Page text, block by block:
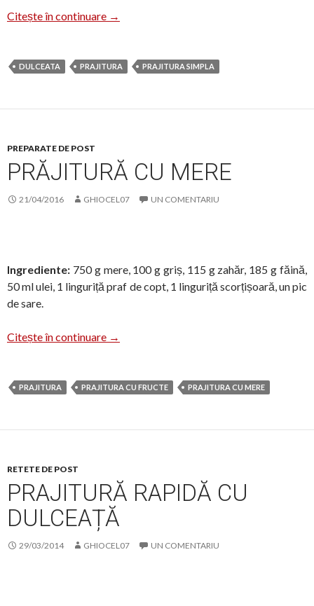
Citește în continuare Prăjitură cu dulceață asortată
→
DULCEATA PRAJITURA PRAJITURA SIMPLA
PREPARATE DE POST
PRĂJITURĂ CU MERE
21/04/2016 GHIOCEL07 UN COMENTARIU
Ingrediente: 750 g mere, 100 g griș, 115 g zahăr, 185 g făină,
50 ml ulei, 1 linguriță praf de copt, 1 linguriță scorțișoară, un pic
de sare.
Citește în continuare Prăjitură cu mere
→
PRAJITURA PRAJITURA CU FRUCTE PRAJITURA CU MERE
RETETE DE POST
PRAJITURĂ RAPIDĂ CU
DULCEAȚĂ
29/03/2014 GHIOCEL07 UN COMENTARIU